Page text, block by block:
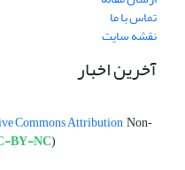
تماس با ما
نقشه سایت
آخرین اخبار
Commons Attribution Non-
BY-NC)